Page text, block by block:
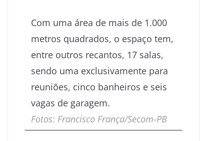
Com uma área de mais de 1.000
metros quadrados, o espaço tem,
entre outros recantos, 17 salas,
sendo uma exclusivamente para
reuniões, cinco banheiros e seis
vagas de garagem.
Fotos: Francisco França/Secom-PB